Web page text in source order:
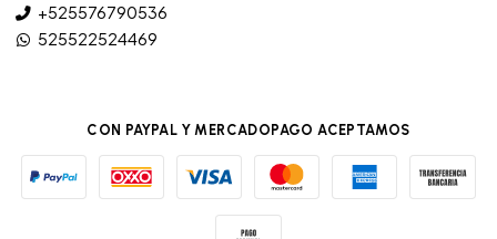
+525576790536
525522524469
CON PAYPAL Y MERCADOPAGO ACEPTAMOS